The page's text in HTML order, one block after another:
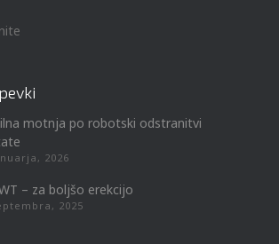
motnja po robotski odstranitvi
2026
– za boljšo erekcijo
2025